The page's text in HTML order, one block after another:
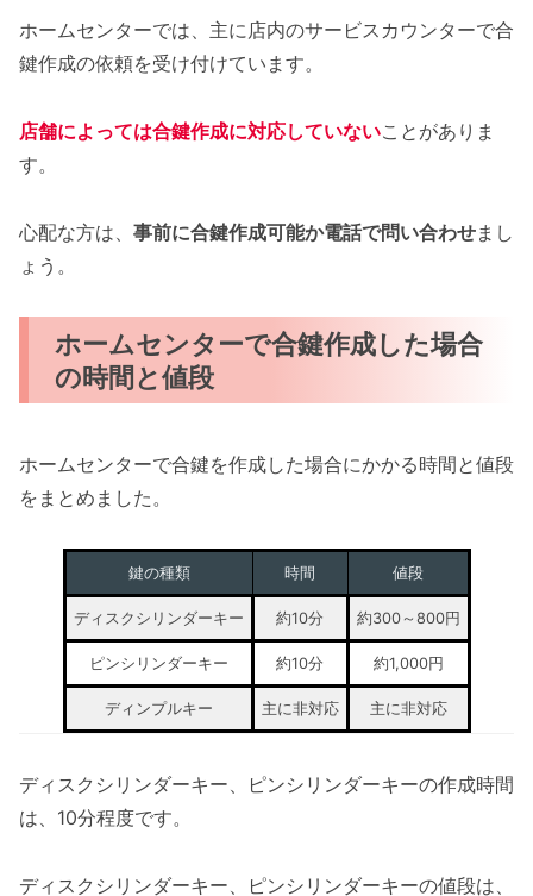
ホームセンターでは、主に店内のサービスカウンターで合
鍵作成の依頼を受け付けています。
店舗によっては合鍵作成に対応していないことがありま
す。
心配な方は、 事前に合鍵作成可能か電話で問い合わせまし
ょう。
ホームセンターで合鍵作成した場合
の時間と値段
ホームセンターで合鍵を作成した場合にかかる時間と値段
をまとめました。
鍵の種類 時間 値段
ディスクシリンダーキー 約10分 約300～800円
ピンシリンダーキー 約10分 約1,000円
ディンプルキー 主に非対応 主に非対応
ディスクシリンダーキー、ピンシリンダーキーの作成時間
は、10分程度です。
ディスクシリンダーキー、ピンシリンダーキーの値段は、